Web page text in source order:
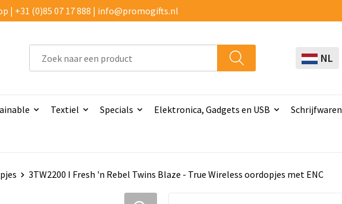
| +31 (0)85 07 17 888 | info@promogifts.nl
NL
Textiel Specials Elektronica, Gadgets en USB Schrijfwaren
3TW2200 I Fresh 'n Rebel Twins Blaze - True Wireless oordopjes met ENC